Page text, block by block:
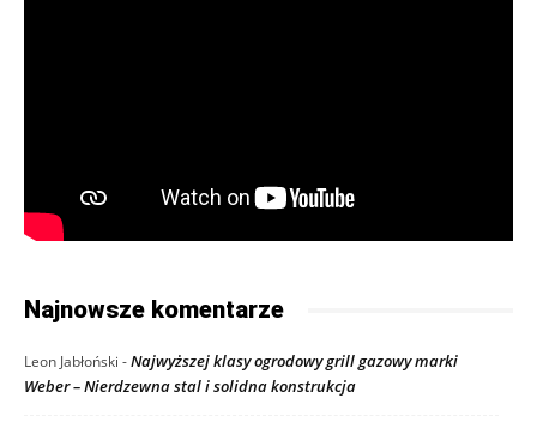
Najnowsze komentarze
Leon Jabłoński -Najwyższej klasy ogrodowy grill gazowy marki
Weber – Nierdzewna stal i solidna konstrukcja